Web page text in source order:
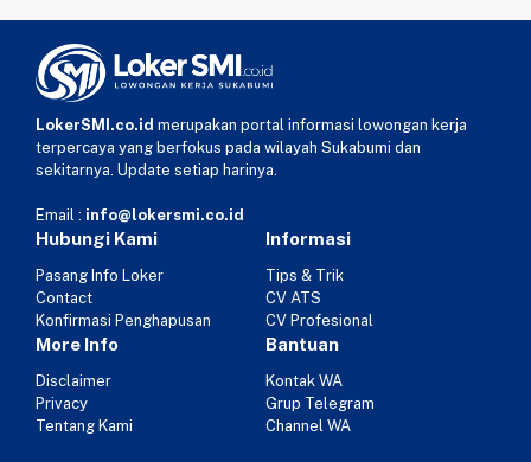
LokerSMI.co.id merupakan portal informasi lowongan kerja
terpercaya yang berfokus pada wilayah Sukabumi dan
sekitarnya. Update setiap harinya.
Email : info@lokersmi.co.id
Hubungi Kami
Pasang Info Loker
Contact
Konfirmasi Penghapusan
Informasi
Tips & Trik
CV ATS
CV Profesional
More Info
Disclaimer
Privacy
Tentang Kami
Bantuan
Kontak WA
Grup Telegram
Channel WA